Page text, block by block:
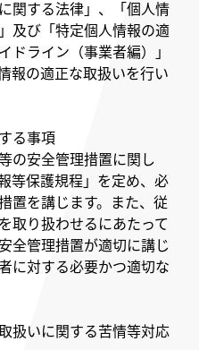
関する法律」、「個人情
及び「特定個人情報の適
ドライン（事業者編）」
報の適正な取扱いを行い
る事項
の安全管理措置に関し
等保護規程」を定め、必
置を講じます。また、従
取り扱わせるにあたって
全管理措置が適切に講じ
に対する必要かつ適切な
扱いに関する苦情等対応